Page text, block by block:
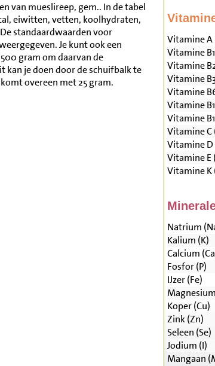
van mueslireep, gem.. In de tabel
eiwitten, vetten, koolhydraten,
standaardwaarden voor
Je kunt ook een
gram om daarvan de
kan je doen door de schuifbalk te
overeen met 25 gram.
Vitamine A
Vitamine
Vitamine
Vitamine
Vitamine
Vitamine
Vitamine
Vitamine C
Vitamine D
Vitamine E
Vitamine K
Natrium
Kalium (K)
Calcium
Fosfor (P)
IJzer (Fe)
Koper (Cu)
Zink (Zn)
Seleen (Se)
Jodium (I)
Mangaan
Zitten, tv